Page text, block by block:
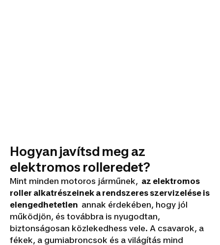
Hogyan javítsd meg az
elektromos rolleredet?
Mint minden motoros járműnek, az elektromos
roller alkatrészeinek a rendszeres szervizelése is
elengedhetetlen annak érdekében, hogy jól
működjön, és továbbra is nyugodtan,
biztonságosan közlekedhess vele. A csavarok, a
fékek, a gumiabroncsok és a világítás mind